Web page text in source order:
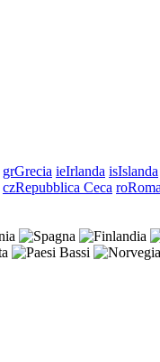
grGrecia ieIrlanda isIslanda
czRepubblica Ceca ro